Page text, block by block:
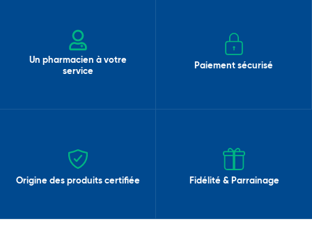
Un pharmacien à votre
service
Paiement sécurisé
Origine des produits certifiée Fidélité & Parrainage